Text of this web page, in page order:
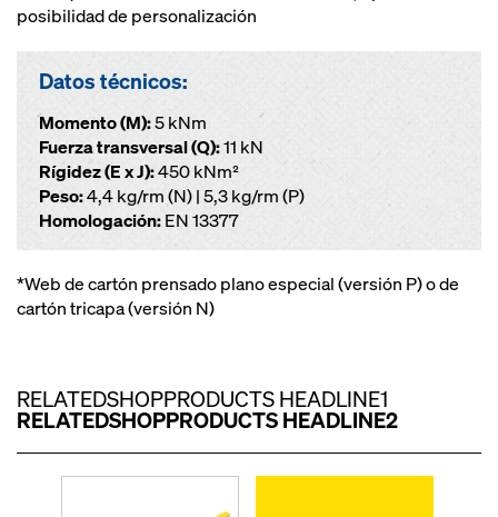
posibilidad de personalización
Datos técnicos:
Momento (M):5 kNm
Fuerza transversal (Q):11 kN
Rígidez (E x J):450 kNm²
Peso:4,4 kg/rm (N) | 5,3 kg/rm (P)
Homologación:EN 13377
*Web de cartón prensado plano especial (versión P) o de
cartón tricapa (versión N)
RELATEDSHOPPRODUCTS HEADLINE1
RELATEDSHOPPRODUCTS HEADLINE2